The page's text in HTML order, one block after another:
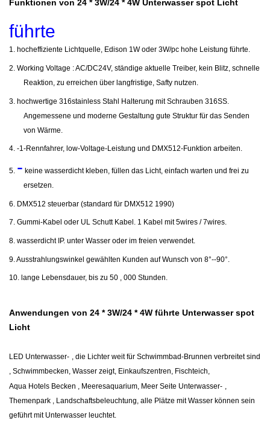
Funktionen von 24 * 3W/24 * 4W Unterwasser spot Licht
führte
1. hocheffiziente Lichtquelle, Edison 1W oder 3W/pc hohe Leistung führte.
2. Working Voltage :AC/DC24V, ständige aktuelle Treiber, kein Blitz, schnelle
Reaktion, zu erreichen über langfristige, Safty nutzen.
3. hochwertige 316stainless Stahl Halterung mit Schrauben 316SS.
Angemessene und moderne Gestaltung gute Struktur für das Senden
von Wärme.
4. -1-Rennfahrer, low-Voltage-Leistung und DMX512-Funktion arbeiten.
5. - keine wasserdicht kleben, füllen das Licht, einfach warten und frei zu
ersetzen.
6. DMX512 steuerbar (standard für DMX512 1990)
7. Gummi-Kabel oder UL Schutt Kabel. 1 Kabel mit 5wires / 7wires.
8. wasserdicht IP. unter Wasser oder im freien verwendet.
9. Ausstrahlungswinkel gewählten Kunden auf Wunsch von 8°--90°.
10. lange Lebensdauer, bis zu 50 , 000 Stunden.
Anwendungen von 24 * 3W/24 * 4W führte Unterwasser spot
Licht
LED Unterwasser- , die Lichter weit für Schwimmbad-Brunnen verbreitet sind
, Schwimmbecken, Wasser zeigt, Einkaufszentren, Fischteich,
Aqua Hotels Becken , Meeresaquarium, Meer Seite Unterwasser- ,
Themenpark , Landschaftsbeleuchtung, alle Plätze mit Wasser können sein
geführt mit Unterwasser leuchtet.